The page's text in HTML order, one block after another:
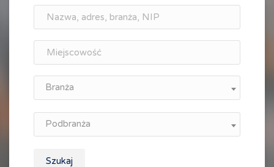
Branża
Podbranża
Szukaj